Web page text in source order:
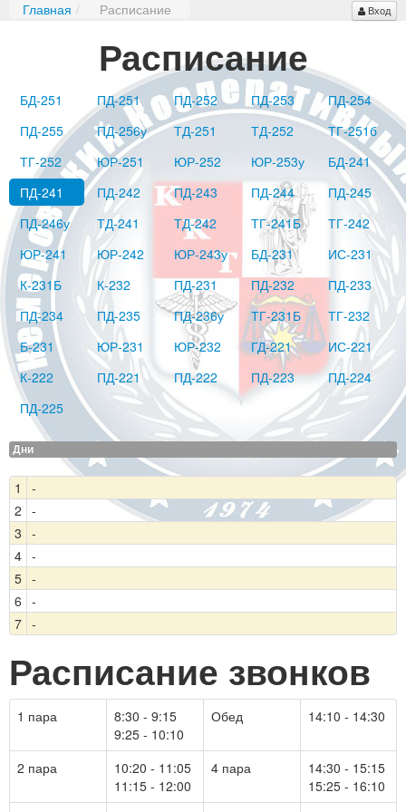
Главная / Расписание Вход
Расписание
БД-251 ПД-251 ПД-252 ПД-253
ПД-254
ПД-255
ПД-256у ТД-251 ТД-252
ТГ-251б
ТГ-252
ЮР-251 ЮР-252 ЮР-253у
БД-241
ПД-241
ПД-242 ПД-243 ПД-244
ПД-245
ПД-246у
ТД-241 ТД-242 ТГ-241Б
ТГ-242
ЮР-241
ЮР-242 ЮР-243у БД-231
ИС-231
К-231Б
К-232 ПД-231 ПД-232
ПД-233
ПД-234
ПД-235 ПД-236у ТГ-231Б
ТГ-232
Б-231
ЮР-231 ЮР-232 ГД-221
ИС-221
К-222
ПД-221 ПД-222 ПД-223
ПД-224
ПД-225
Дни
1
-
2 -
3 -
4 -
5 -
6 -
7 -
Расписание звонков
1 пара
8:30 - 9:15
9:25 - 10:10
Обед 14:10 - 14:30
2 пара
10:20 - 11:05
11:15 - 12:00
4 пара
14:30 - 15:15
15:25 - 16:10